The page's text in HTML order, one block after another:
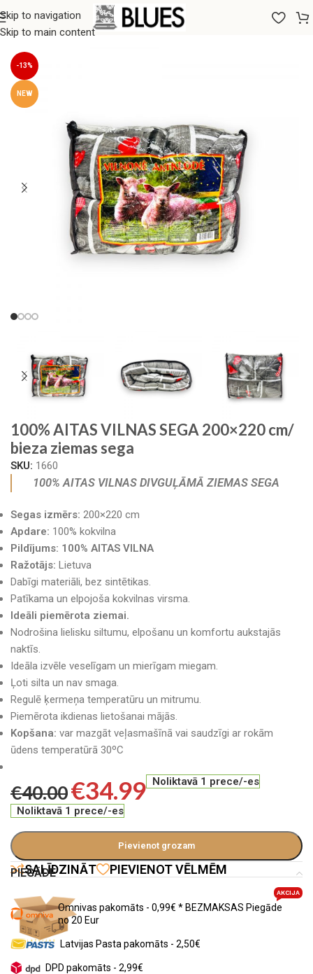
Skip to navigation
Skip to main content
Sākums/Segas/100% Aitas vilnas segas
-13%
NEW
100% AITAS VILNAS SEGA 200×220 cm/
bieza ziemas sega
SKU: 1660
100% AITAS VILNAS DIVGUĻĀMĀ ZIEMAS SEGA
Segas izmērs: 200×220 cm
Apdare: 100% kokvilna
Pildījums: 100% AITAS VILNA
Ražotājs: Lietuva
Dabīgi materiāli, bez sintētikas.
Patīkama un elpojoša kokvilnas virsma.
Ideāli piemērota ziemai.
Nodrošina lielisku siltumu, elpošanu un komfortu aukstajās
naktīs.
Ideāla izvēle veselīgam un mierīgam miegam.
Ļoti silta un nav smaga.
Regulē ķermeņa temperatūru un mitrumu.
Piemērota ikdienas lietošanai mājās.
Kopšana: var mazgāt veļasmašīnā vai saudzīgi ar rokām
ūdens temperatūrā 30ºC
€40.00€34.99 Noliktavā 1 prece/-es
Noliktavā 1 prece/-es
Pievienot grozam
SALĪDZINĀT PIEVIENOT VĒLMĒM
PIEGĀDE
Omnivas pakomāts - 0,99€ * BEZMAKSAS Piegāde
no 20 Eur
AKCIJA
Latvijas Pasta pakomāts - 2,50€
DPD pakomāts - 2,99€